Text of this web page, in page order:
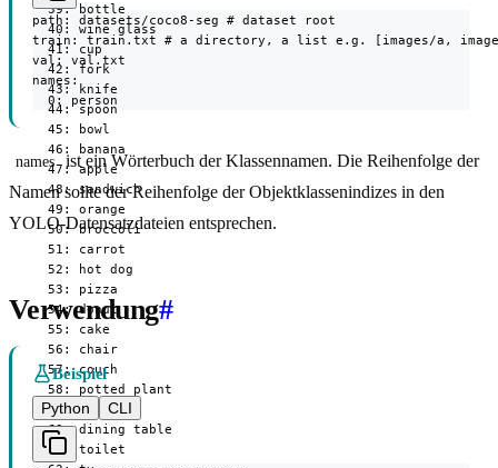
  39: bottle
  40: wine glass
  41: cup
  42: fork
  43: knife
  44: spoon
  45: bowl
  46: banana
  47: apple
  48: sandwich
  49: orange
  50: broccoli
  51: carrot
  52: hot dog
  53: pizza
  54: donut
  55: cake
  56: chair
  57: couch
  58: potted plant
  59: bed
  60: dining table
  61: toilet
path: datasets/coco8-seg # dataset root
train: train.txt # a directory, a list e.g. [images/a,
val: val.txt
names:
  0: person
names ist ein Wörterbuch der Klassennamen. Die Reihenfolge der
Namen sollte der Reihenfolge der Objektklassenindizes in den
YOLO-Datensatzdateien entsprechen.
Verwendung#
Beispiel
Python
CLI